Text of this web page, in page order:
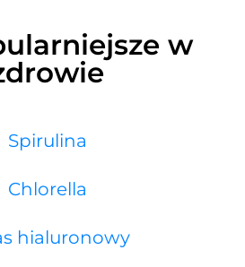
w
Spirulina
Chlorella
hialuronowy